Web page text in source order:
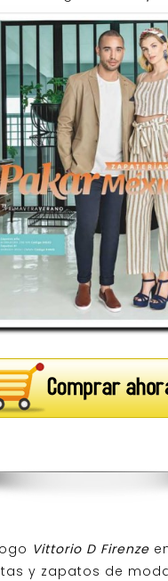
Vittorio D Firenze
y zapatos de